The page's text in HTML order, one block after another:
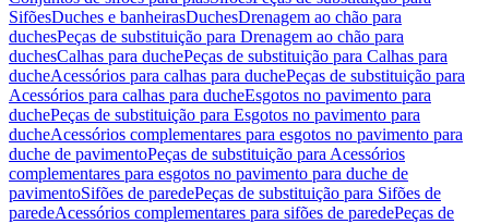
SifõesDuches e banheirasDuchesDrenagem ao chão para
duchesPeças de substituição para Drenagem ao chão para
duchesCalhas para duchePeças de substituição para Calhas para
ducheAcessórios para calhas para duchePeças de substituição para
Acessórios para calhas para ducheEsgotos no pavimento para
duchePeças de substituição para Esgotos no pavimento para
ducheAcessórios complementares para esgotos no pavimento para
duche de pavimentoPeças de substituição para Acessórios
complementares para esgotos no pavimento para duche de
pavimentoSifões de paredePeças de substituição para Sifões de
paredeAcessórios complementares para sifões de paredePeças de